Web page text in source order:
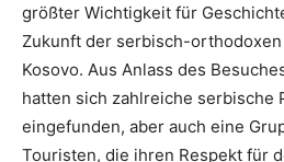
größter Wichtigkeit für
Zukunft der serbisch-
Kosovo. Aus Anlass des
hatten sich zahlreiche serbische
eingefunden, aber auch eine
Touristen, die ihren Respekt für